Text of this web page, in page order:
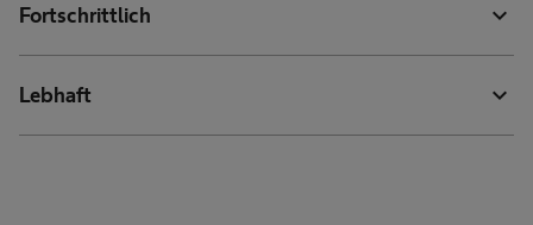
Fortschrittlich expand_more
Lebhaft expand_more